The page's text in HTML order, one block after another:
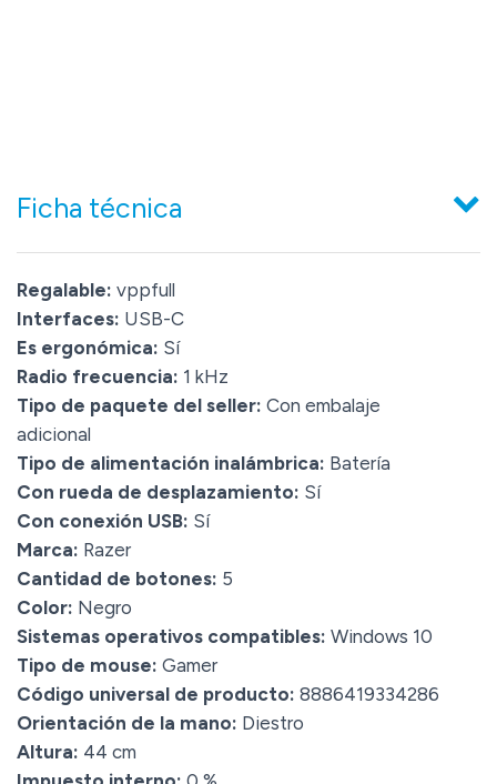
Ficha técnica
Regalable: vppfull
Interfaces: USB-C
Es ergonómica: Sí
Radio frecuencia: 1 kHz
Tipo de paquete del seller: Con embalaje
adicional
Tipo de alimentación inalámbrica: Batería
Con rueda de desplazamiento: Sí
Con conexión USB: Sí
Marca: Razer
Cantidad de botones: 5
Color: Negro
Sistemas operativos compatibles: Windows 10
Tipo de mouse: Gamer
Código universal de producto: 8886419334286
Orientación de la mano: Diestro
Altura: 44 cm